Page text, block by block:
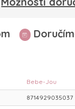
Bebe-Jou
8714929035037